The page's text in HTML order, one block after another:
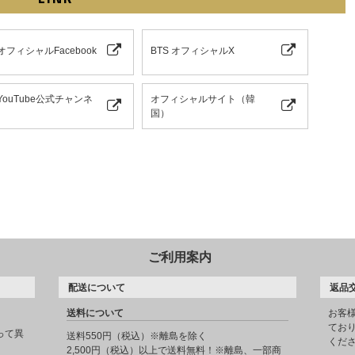
フィシャルFacebook BTS オフィシャルX
公式チャンネ
オフィシャルサイト（韓
国）
ご利用案内
て異
配送について
送料について
送料550円（税込）※離島を除く
2,500円（税込）以上で送料無料！※離島、一部商
返品
お客
てお
くだ